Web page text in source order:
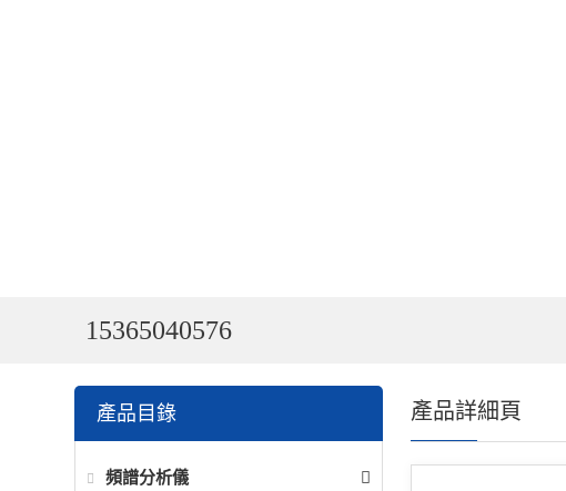
15365040576
產品目錄
頻譜分析儀
產品詳細頁